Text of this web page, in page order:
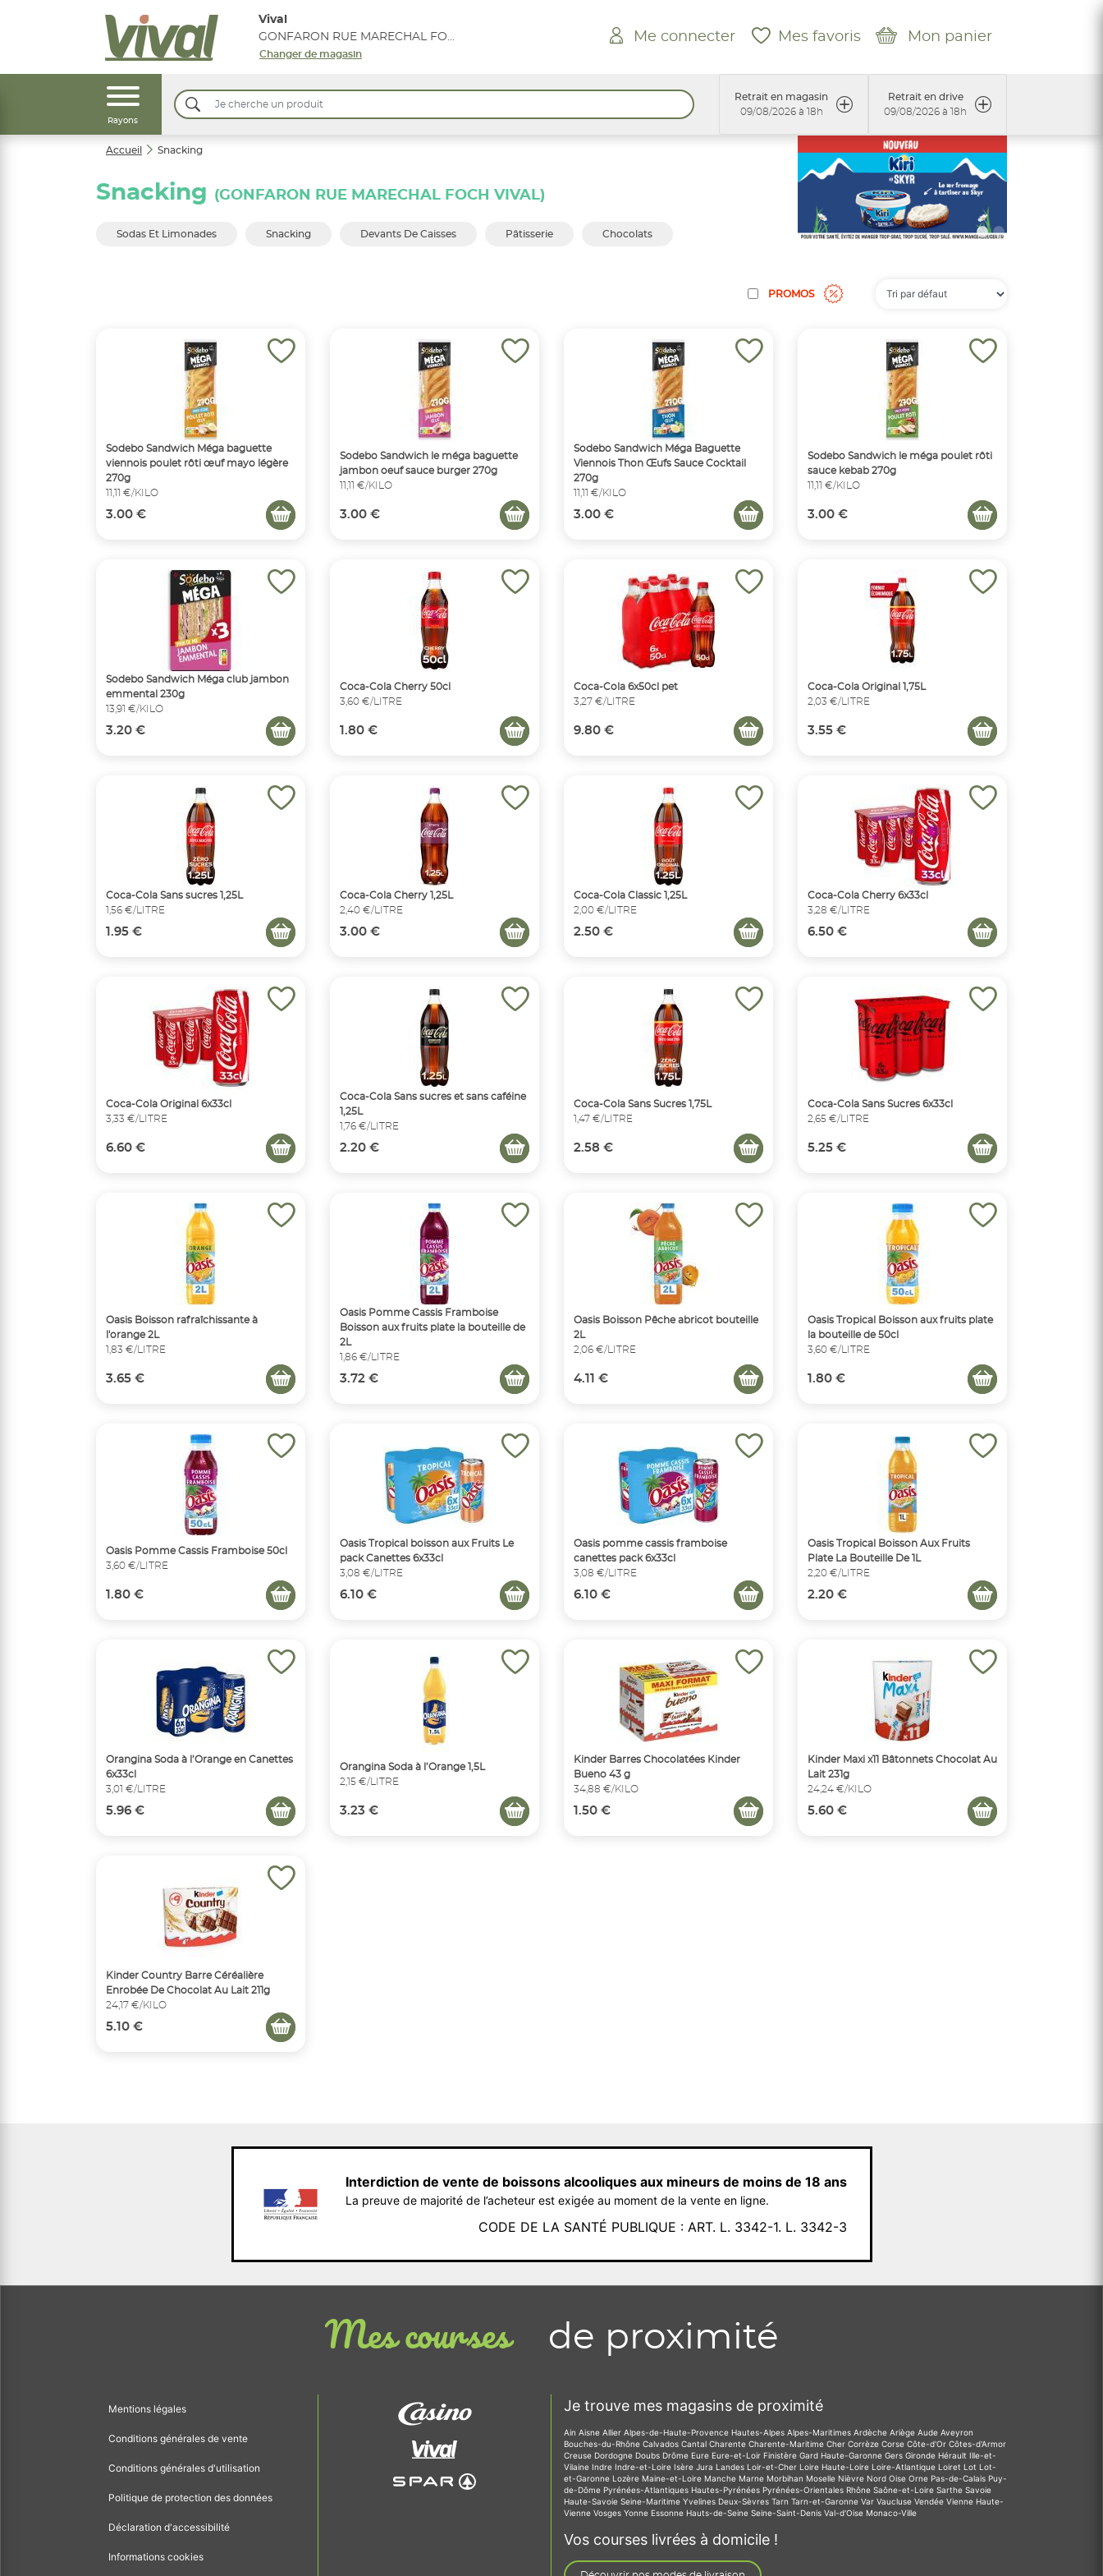
Vival
GONFARON RUE MARECHAL FOCH VIVAL
Changer de magasin
Me connecter Mes favoris Mon panier
Rayons
Retrait en magasin
09/08/2026 à 18h
Retrait en drive
09/08/2026 à 18h
Accueil Snacking
Snacking (GONFARON RUE MARECHAL FOCH VIVAL)
Sodas Et Limonades Snacking Devants De Caisses Pâtisserie Chocolats
PROMOS
Sodebo Sandwich Méga baguette
viennois poulet rôti œuf mayo légère
270g
11,11 €/KILO
3.00 €
Sodebo Sandwich le méga baguette
jambon oeuf sauce burger 270g
11,11 €/KILO
3.00 €
Sodebo Sandwich Méga Baguette
Viennois Thon Œufs Sauce Cocktail
270g
11,11 €/KILO
3.00 €
Sodebo Sandwich le méga poulet rôti
sauce kebab 270g
11,11 €/KILO
3.00 €
Sodebo Sandwich Méga club jambon
emmental 230g
13,91 €/KILO
3.20 €
Coca-Cola Cherry 50cl
3,60 €/LITRE
1.80 €
Coca-Cola 6x50cl pet
3,27 €/LITRE
9.80 €
Coca-Cola Original 1,75L
2,03 €/LITRE
3.55 €
Coca-Cola Sans sucres 1,25L
1,56 €/LITRE
1.95 €
Coca-Cola Cherry 1,25L
2,40 €/LITRE
3.00 €
Coca-Cola Classic 1,25L
2,00 €/LITRE
2.50 €
Coca-Cola Cherry 6x33cl
3,28 €/LITRE
6.50 €
Coca-Cola Original 6x33cl
3,33 €/LITRE
6.60 €
Coca-Cola Sans sucres et sans caféine
1,25L
1,76 €/LITRE
2.20 €
Coca-Cola Sans Sucres 1,75L
1,47 €/LITRE
2.58 €
Coca-Cola Sans Sucres 6x33cl
2,65 €/LITRE
5.25 €
Oasis Boisson rafraîchissante à
l'orange 2L
1,83 €/LITRE
3.65 €
Oasis Pomme Cassis Framboise
Boisson aux fruits plate la bouteille de
2L
1,86 €/LITRE
3.72 €
Oasis Boisson Pêche abricot bouteille
2L
2,06 €/LITRE
4.11 €
Oasis Tropical Boisson aux fruits plate
la bouteille de 50cl
3,60 €/LITRE
1.80 €
Oasis Pomme Cassis Framboise 50cl
3,60 €/LITRE
1.80 €
Oasis Tropical boisson aux Fruits Le
pack Canettes 6x33cl
3,08 €/LITRE
6.10 €
Oasis pomme cassis framboise
canettes pack 6x33cl
3,08 €/LITRE
6.10 €
Oasis Tropical Boisson Aux Fruits
Plate La Bouteille De 1L
2,20 €/LITRE
2.20 €
Orangina Soda à l’Orange en Canettes
6x33cl
3,01 €/LITRE
5.96 €
Orangina Soda à l’Orange 1,5L
2,15 €/LITRE
3.23 €
Kinder Barres Chocolatées Kinder
Bueno 43 g
34,88 €/KILO
1.50 €
Kinder Maxi x11 Bâtonnets Chocolat Au
Lait 231g
24,24 €/KILO
5.60 €
Kinder Country Barre Céréalière
Enrobée De Chocolat Au Lait 211g
24,17 €/KILO
5.10 €
Interdiction de vente de boissons alcooliques aux mineurs de moins de 18 ans
La preuve de majorité de l’acheteur est exigée au moment de la vente en ligne.
CODE DE LA SANTÉ PUBLIQUE : ART. L. 3342-1. L. 3342-3
Mes courses de proximité
Mentions légales
Conditions générales de vente
Conditions générales d'utilisation
Politique de protection des données
Déclaration d'accessibilité
Informations cookies
Je trouve mes magasins de proximité
Ain Aisne Allier Alpes-de-Haute-Provence Hautes-Alpes Alpes-Maritimes Ardèche Ariège Aude Aveyron
Bouches-du-Rhône Calvados Cantal Charente Charente-Maritime Cher Corrèze Corse Côte-d'Or Côtes-d'Armor
Creuse Dordogne Doubs Drôme Eure Eure-et-Loir Finistère Gard Haute-Garonne Gers Gironde Hérault Ille-et-
Vilaine Indre Indre-et-Loire Isère Jura Landes Loir-et-Cher Loire Haute-Loire Loire-Atlantique Loiret Lot Lot-
et-Garonne Lozère Maine-et-Loire Manche Marne Morbihan Moselle Nièvre Nord Oise Orne Pas-de-Calais Puy-
de-Dôme Pyrénées-Atlantiques Hautes-Pyrénées Pyrénées-Orientales Rhône Saône-et-Loire Sarthe Savoie
Haute-Savoie Seine-Maritime Yvelines Deux-Sèvres Tarn Tarn-et-Garonne Var Vaucluse Vendée Vienne Haute-
Vienne Vosges Yonne Essonne Hauts-de-Seine Seine-Saint-Denis Val-d'Oise Monaco-Ville
Vos courses livrées à domicile !